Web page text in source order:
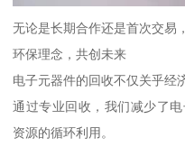
无论是长期合作还是首次交易
环保理念，共创未来
电子元器件的回收不仅关乎经
通过专业回收，我们减少了
资源的循环利用。